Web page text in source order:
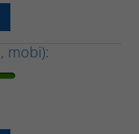
mobi):